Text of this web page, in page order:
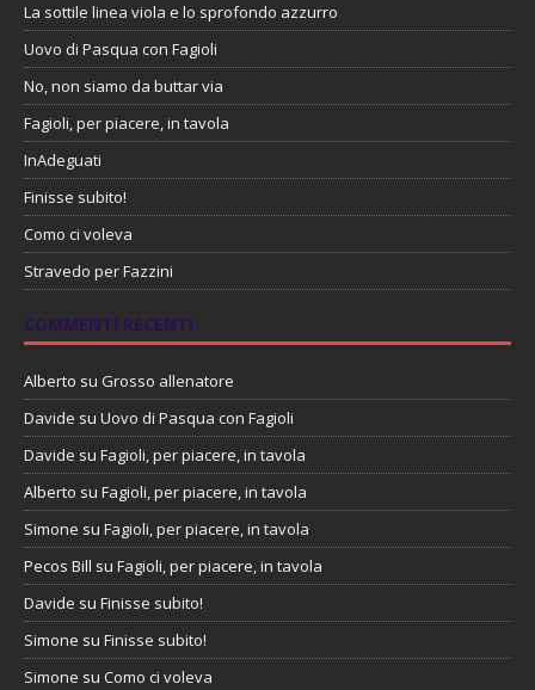
La sottile linea viola e lo sprofondo azzurro
Uovo di Pasqua con Fagioli
No, non siamo da buttar via
Fagioli, per piacere, in tavola
InAdeguati
Finisse subito!
Como ci voleva
Stravedo per Fazzini
COMMENTI RECENTI
Alberto su Grosso allenatore
Davide su Uovo di Pasqua con Fagioli
Davide su Fagioli, per piacere, in tavola
Alberto su Fagioli, per piacere, in tavola
Simone su Fagioli, per piacere, in tavola
Pecos Bill su Fagioli, per piacere, in tavola
Davide su Finisse subito!
Simone su Finisse subito!
Simone su Como ci voleva